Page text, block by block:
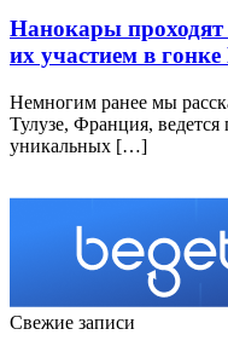
Нанокары проходят
их участием в
Немногим ранее мы
Тулузе, Франция,
уникальных […]
Свежие записи